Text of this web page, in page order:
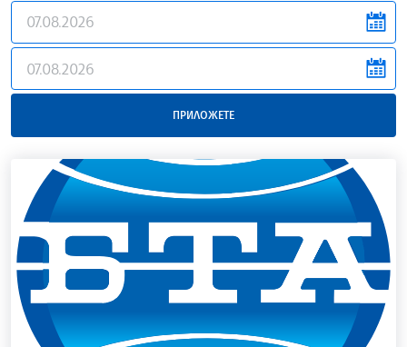
news.filter.from
news.filter.to
ПРИЛОЖЕТЕ